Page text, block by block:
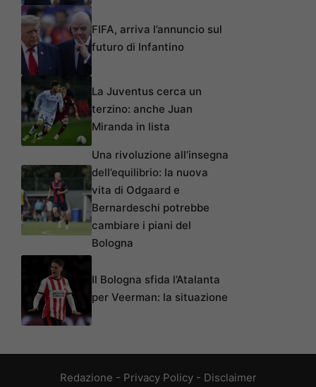
FIFA, arriva l’annuncio sul
futuro di Infantino
La Juventus cerca un
terzino: anche Juan
Miranda in lista
Una rivoluzione all’insegna
dell’equilibrio: la nuova
vita di Odgaard e
Bernardeschi potrebbe
cambiare i piani del
Bologna
Il Bologna sfida l’Atalanta
per Veerman: la situazione
Redazione - Privacy Policy- Disclaimer